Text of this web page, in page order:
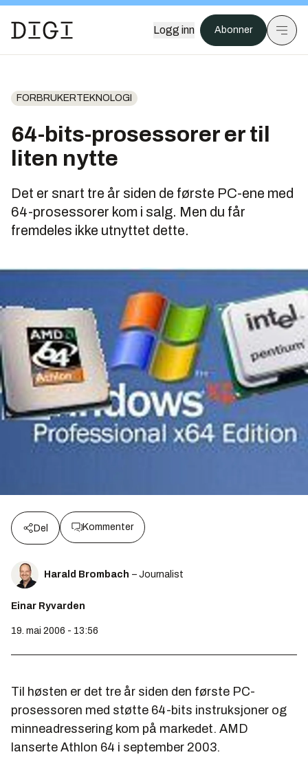
Logg inn Abonner
FORBRUKERTEKNOLOGI
64-bits-prosessorer er til
liten nytte
Det er snart tre år siden de første PC-ene med
64-prosessorer kom i salg. Men du får
fremdeles ikke utnyttet dette.
Del Kommenter
Harald Brombach – Journalist
Einar Ryvarden
19. mai 2006 - 13:56
Til høsten er det tre år siden den første PC-
prosessoren med støtte 64-bits instruksjoner og
minneadressering kom på markedet. AMD
lanserte Athlon 64 i september 2003.